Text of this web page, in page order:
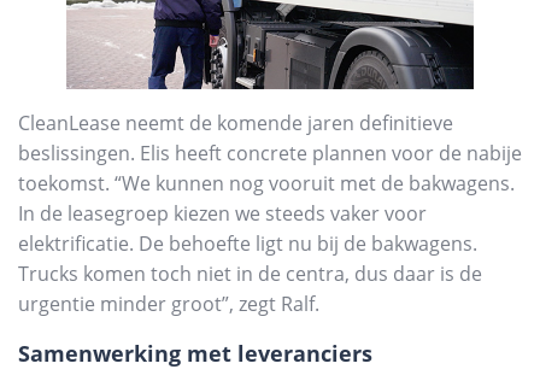
CleanLease neemt de komende jaren definitieve
beslissingen. Elis heeft concrete plannen voor de nabije
toekomst. “We kunnen nog vooruit met de bakwagens.
In de leasegroep kiezen we steeds vaker voor
elektrificatie. De behoefte ligt nu bij de bakwagens.
Trucks komen toch niet in de centra, dus daar is de
urgentie minder groot”, zegt Ralf.
Samenwerking met leveranciers